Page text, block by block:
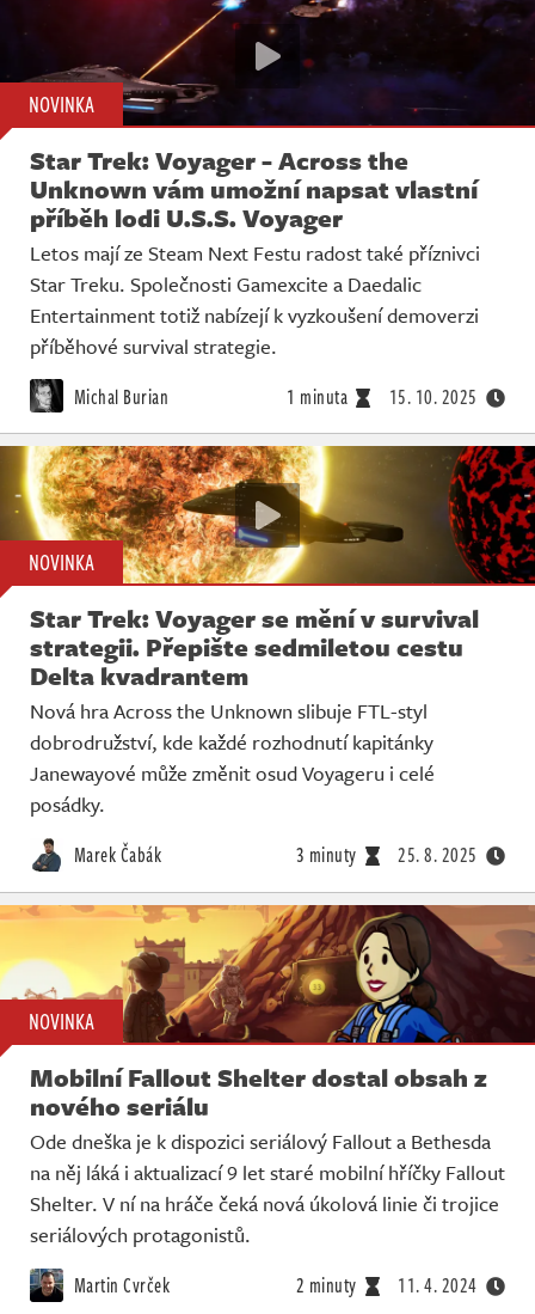
NOVINKA
Star Trek: Voyager - Across the
Unknown vám umožní napsat vlastní
příběh lodi U.S.S. Voyager
Letos mají ze Steam Next Festu radost také příznivci
Star Treku. Společnosti Gamexcite a Daedalic
Entertainment totiž nabízejí k vyzkoušení demoverzi
příběhové survival strategie.
Michal Burian 1 minuta 15. 10. 2025
NOVINKA
Star Trek: Voyager se mění v survival
strategii. Přepište sedmiletou cestu
Delta kvadrantem
Nová hra Across the Unknown slibuje FTL-styl
dobrodružství, kde každé rozhodnutí kapitánky
Janewayové může změnit osud Voyageru i celé
posádky.
Marek Čabák 3 minuty 25. 8. 2025
NOVINKA
Mobilní Fallout Shelter dostal obsah z
nového seriálu
Ode dneška je k dispozici seriálový Fallout a Bethesda
na něj láká i aktualizací 9 let staré mobilní hříčky Fallout
Shelter. V ní na hráče čeká nová úkolová linie či trojice
seriálových protagonistů.
Martin Cvrček 2 minuty 11. 4. 2024